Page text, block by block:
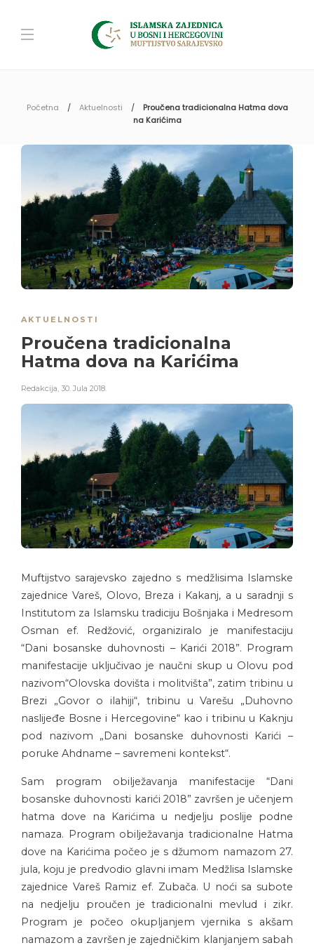
Početna Aktuelnosti
Proučena tradicionalna Hatma dova
na Karićima
AKTUELNOSTI
Proučena tradicionalna
Hatma dova na Karićima
Redakcija, 30. Jula 2018.
Muftijstvo sarajevsko zajedno s medžlisima Islamske
zajednice Vareš, Olovo, Breza i Kakanj, a u saradnji s
Institutom za Islamsku tradiciju Bošnjaka i Medresom
Osman ef. Redžović, organiziralo je manifestaciju
“Dani bosanske duhovnosti – Karići 2018”. Program
manifestacije uključivao je naučni skup u Olovu pod
nazivom“Olovska dovišta i molitvišta”, zatim tribinu u
Brezi „Govor o ilahiji“, tribinu u Varešu „Duhovno
naslijeđe Bosne i Hercegovine“ kao i tribinu u Kaknju
pod nazivom „Dani bosanske duhovnosti Karići –
poruke Ahdname – savremeni kontekst“.
Sam program obilježavanja manifestacije “Dani
bosanske duhovnosti karići 2018” završen je učenjem
hatma dove na Karićima u nedjelju poslije podne
namaza. Program obilježavanja tradicionalne Hatma
dove na Karićima počeo je s džumom namazom 27.
jula, koju je predvodio glavni imam Medžlisa Islamske
zajednice Vareš Ramiz ef. Zubača. U noći sa subote
na nedjelju proučen je tradicionalni mevlud i zikr.
Program je počeo okupljanjem vjernika s akšam
namazom a završen je zajedničkim klanjanjem sabah